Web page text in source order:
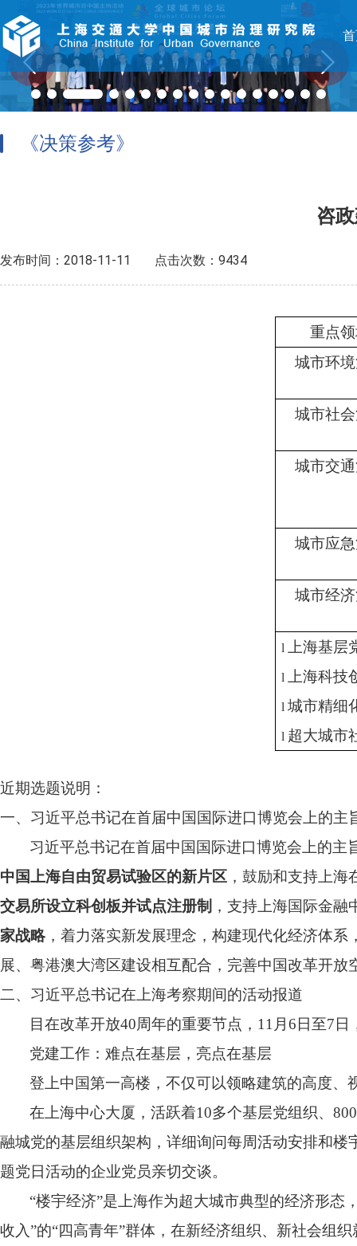
《决策参考》
咨
发布时间：2018-11-11 点击次数：9434
重点
城市环
城市社
城市交
城市应
城市经
l 上海基层
l 上海科技
l 城市精细
l 超大城市
近期选题说明：
一、习近平总书记在首届中国国际进口博览会上的主
习近平总书记在首届中国国际进口博览会上的
中国上海自由贸易试验区的新片区 ，鼓励和支持上
交易所设立科创板并试点注册制 ，支持上海国际金
家战略，着力落实新发展理念，构建现代化经济体
展、粤港澳大湾区建设相互配合，完善中国改革开放
二、习近平总书记在上海考察期间的活动报道
目在改革开放40周年的重要节点， 11 月6 日至7 日
党建工作：难点在基层，亮点在基层
登上中国第一高楼，不仅可以领略建筑的高度
在上海中心大厦，活跃着10多个基层党组织、800
融城党的基层组织架构，详细询问每周活动安排和楼
题党日活动的企业党员亲切交谈。
“楼宇经济”是上海作为超大城市典型的经济形
收入”的“四高青年”群体，在新经济组织、新社会组